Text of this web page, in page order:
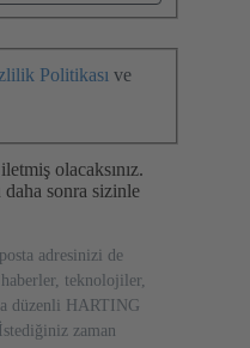
Politikası ve
olacaksınız.
sonra sizinle
adresinizi de
teknolojiler,
düzenli HARTING
zaman